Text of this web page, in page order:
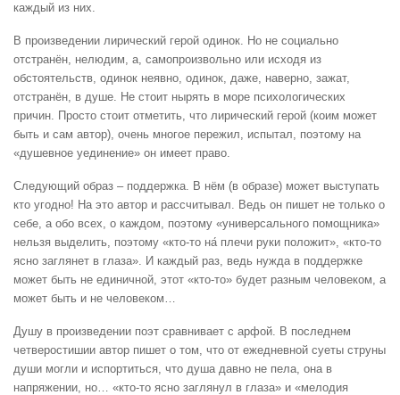
каждый из них.
В произведении лирический герой одинок. Но не социально
отстранён, нелюдим, а, самопроизвольно или исходя из
обстоятельств, одинок неявно, одинок, даже, наверно, зажат,
отстранён, в душе. Не стоит нырять в море психологических
причин. Просто стоит отметить, что лирический герой (коим может
быть и сам автор), очень многое пережил, испытал, поэтому на
«душевное уединение» он имеет право.
Следующий образ – поддержка. В нём (в образе) может выступать
кто угодно! На это автор и рассчитывал. Ведь он пишет не только о
себе, а обо всех, о каждом, поэтому «универсального помощника»
нельзя выделить, поэтому «кто-то на́ плечи руки положит», «кто-то
ясно заглянет в глаза». И каждый раз, ведь нужда в поддержке
может быть не единичной, этот «кто-то» будет разным человеком, а
может быть и не человеком…
Душу в произведении поэт сравнивает с арфой. В последнем
четверостишии автор пишет о том, что от ежедневной суеты струны
души могли и испортиться, что душа давно не пела, она в
напряжении, но… «кто-то ясно заглянул в глаза» и «мелодия